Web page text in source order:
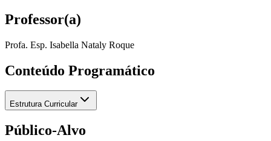
Professor(a)
Profa. Esp. Isabella Nataly Roque
Conteúdo Programático
Estrutura Curricular
Público-Alvo